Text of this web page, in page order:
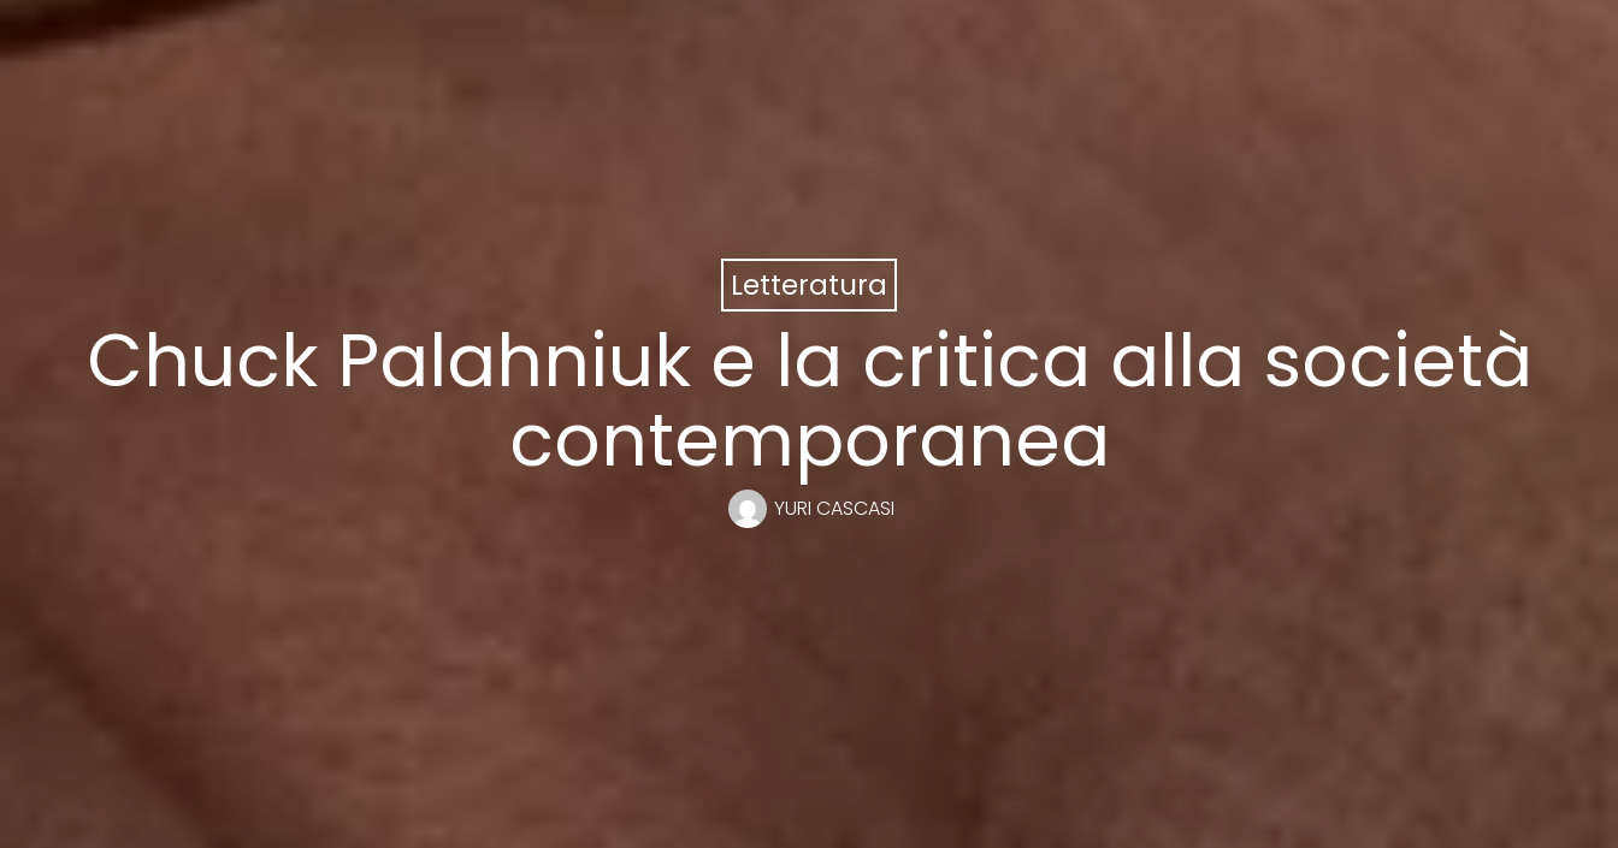
Letteratura
Chuck Palahniuk e la critica alla società
contemporanea
YURI CASCASI